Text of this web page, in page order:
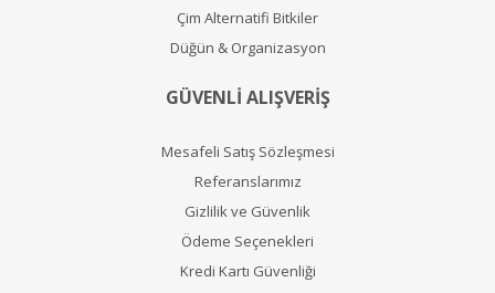
Çim Alternatifi Bitkiler
Düğün & Organizasyon
GÜVENLİ ALIŞVERİŞ
Mesafeli Satış Sözleşmesi
Referanslarımız
Gizlilik ve Güvenlik
Ödeme Seçenekleri
Kredi Kartı Güvenliği